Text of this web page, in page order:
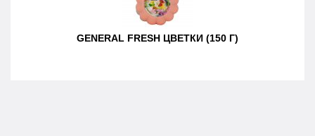
GENERAL FRESH ЦВЕТКИ (150 Г)